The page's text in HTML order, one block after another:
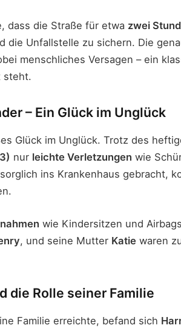
dass die Straße für etwa zwei
die Unfallstelle zu sichern. Die
menschliches Versagen – ein
steht.
– Ein Glück im Unglück
Glück im Unglück. Trotz des
nur leichte Verletzungen wie
ins Krankenhaus gebracht,
wie Kindersitzen und
, und seine Mutter Katie waren
die Rolle seiner Familie
Familie erreichte, befand sich